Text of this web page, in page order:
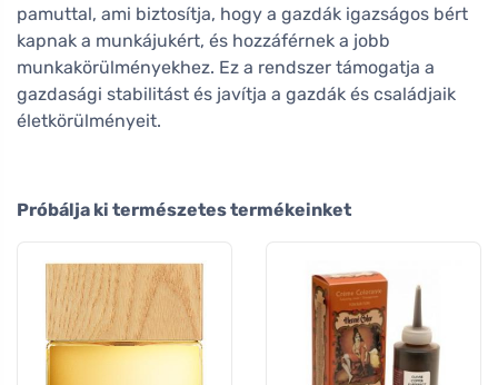
pamuttal, ami biztosítja, hogy a gazdák igazságos bért
kapnak a munkájukért, és hozzáférnek a jobb
munkakörülményekhez. Ez a rendszer támogatja a
gazdasági stabilitást és javítja a gazdák és családjaik
életkörülményeit.
Próbálja ki természetes termékeinket